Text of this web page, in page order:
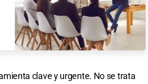
clave y urgente. No se trata